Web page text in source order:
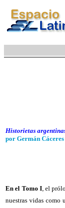
Historietas
por Germán Cáceres
En el Tomo I, el
nuestras vidas como